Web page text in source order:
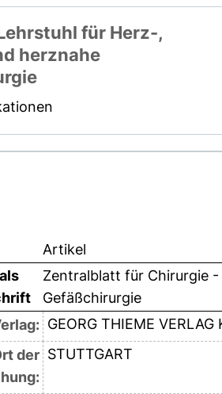
für Herz-,
herznahe
Artikel
Zentralblatt für Chirurgie
Gefäßchirurgie
GEORG THIEME VERLAG
der STUTTGART